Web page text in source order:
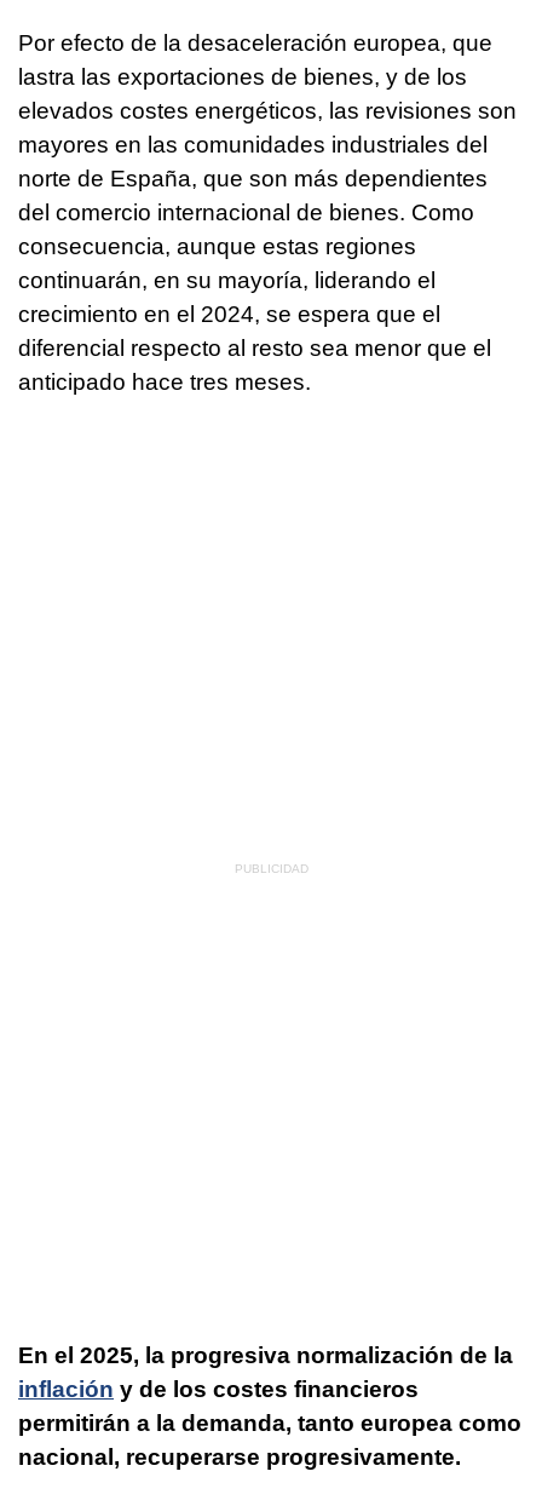
Por efecto de la desaceleración europea, que
lastra las exportaciones de bienes, y de los
elevados costes energéticos, las revisiones son
mayores en las comunidades industriales del
norte de España, que son más dependientes
del comercio internacional de bienes. Como
consecuencia, aunque estas regiones
continuarán, en su mayoría, liderando el
crecimiento en el 2024, se espera que el
diferencial respecto al resto sea menor que el
anticipado hace tres meses.
En el 2025, la progresiva normalización de la
inflación y de los costes financieros
permitirán a la demanda, tanto europea como
nacional, recuperarse progresivamente.